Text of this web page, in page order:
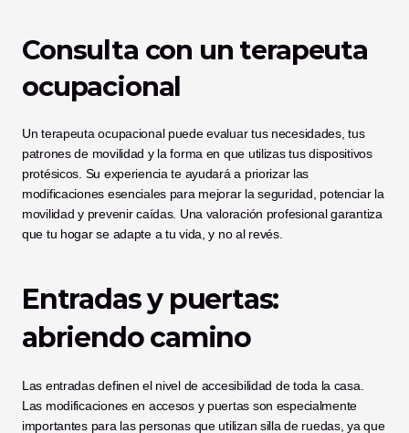
Consulta con un terapeuta
ocupacional
Un terapeuta ocupacional puede evaluar tus necesidades, tus
patrones de movilidad y la forma en que utilizas tus dispositivos
protésicos. Su experiencia te ayudará a priorizar las
modificaciones esenciales para mejorar la seguridad, potenciar la
movilidad y prevenir caídas. Una valoración profesional garantiza
que tu hogar se adapte a tu vida, y no al revés.
Entradas y puertas:
abriendo camino
Las entradas definen el nivel de accesibilidad de toda la casa.
Las modificaciones en accesos y puertas son especialmente
importantes para las personas que utilizan silla de ruedas, ya que